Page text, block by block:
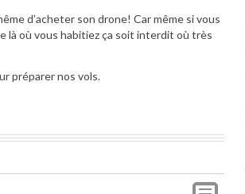
d’acheter son drone! Car même si vous
là où vous habitiez ça soit interdit où très
préparer nos vols.